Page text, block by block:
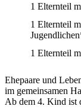
1 Elternteil
1 Elternteil
1 Elternteil
Ehepaare und
im gemeinsamen
Ab dem 4. Kind ist